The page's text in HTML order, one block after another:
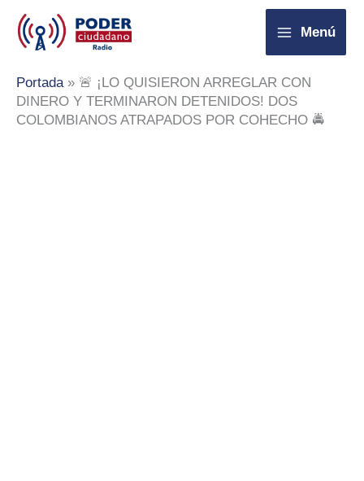
contenido
Menú
Portada» 🚨 ¡LO QUISIERON ARREGLAR CON
DINERO Y TERMINARON DETENIDOS! DOS
COLOMBIANOS ATRAPADOS POR COHECHO 🚔